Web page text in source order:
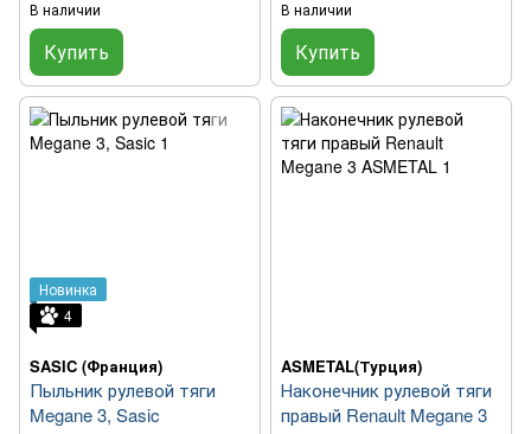
В наличии
Купить
В наличии
Купить
Новинка
4
SASIC (Франция)
Пыльник рулевой тяги
Megane 3, Sasic
ASMETAL(Турция)
Наконечник рулевой тяги
правый Renault Megane 3